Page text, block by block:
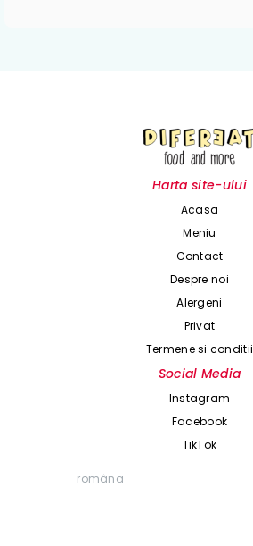
Harta site-ului
Acasa
Meniu
Contact
Despre noi
Alergeni
Privat
Termene si conditii
Social Media
Instagram
Facebook
TikTok